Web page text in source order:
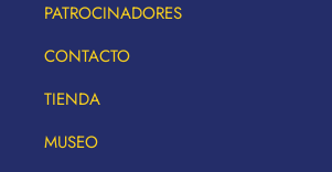
PATROCINADORES
CONTACTO
TIENDA
MUSEO